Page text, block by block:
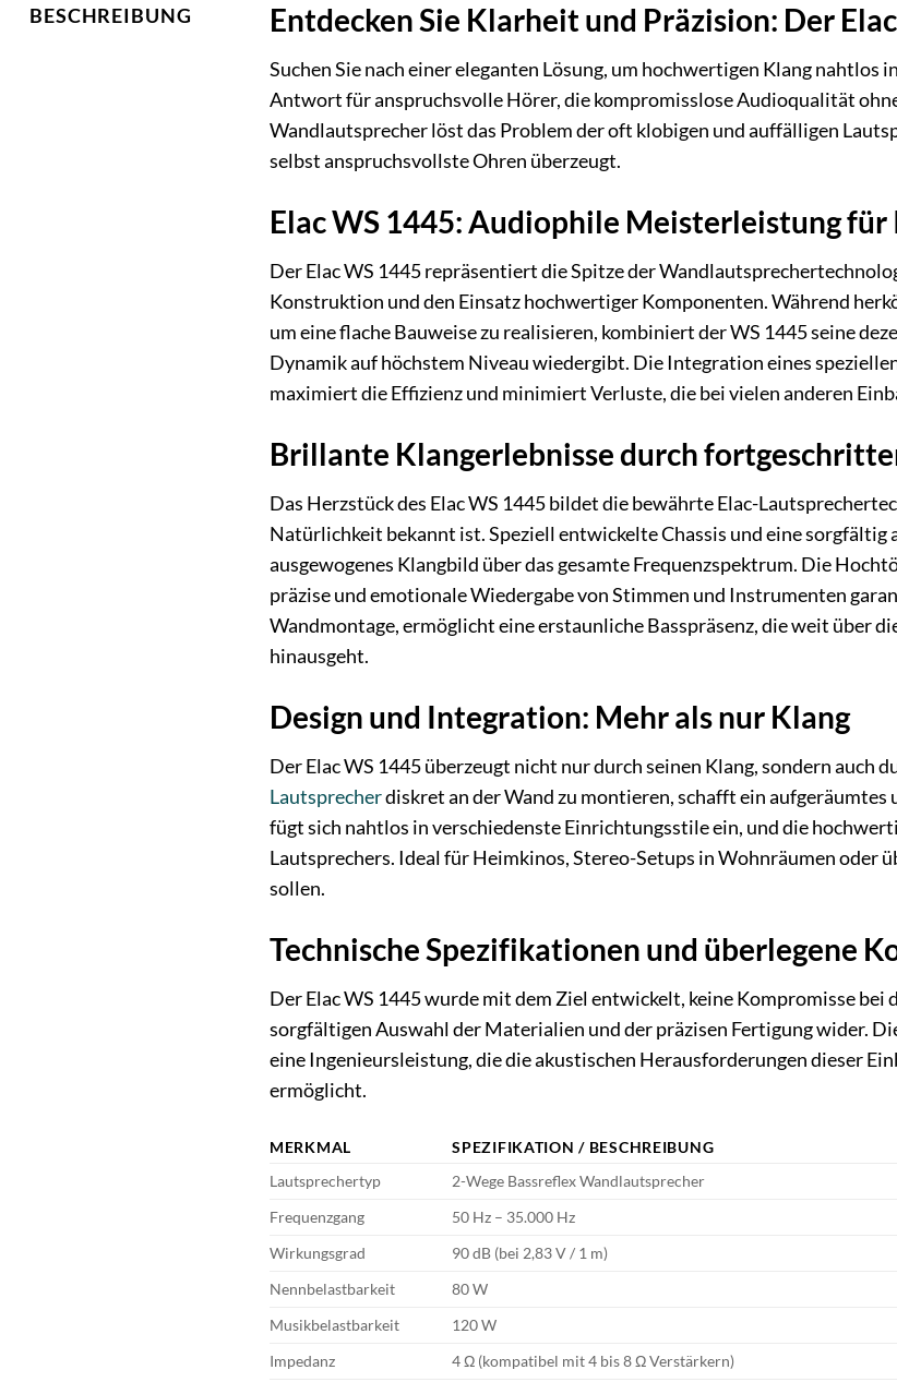
BESCHREIBUNG Entdecken Sie Klarheit und Präzision: Der
Suchen Sie nach einer eleganten Lösung, um hochwertigen Klang
Antwort für anspruchsvolle Hörer, die kompromisslose Audioqualität
Wandlautsprecher löst das Problem der oft klobigen und auffälligen
selbst anspruchsvollste Ohren überzeugt.
Elac WS 1445: Audiophile Meisterleistung für
Der Elac WS 1445 repräsentiert die Spitze der
Konstruktion und den Einsatz hochwertiger Komponenten. Während
um eine flache Bauweise zu realisieren, kombiniert der WS 1445 seine
Dynamik auf höchstem Niveau wiedergibt. Die Integration eines
maximiert die Effizienz und minimiert Verluste, die bei vielen anderen
Brillante Klangerlebnisse durch
Das Herzstück des Elac WS 1445 bildet die bewährte Elac-
Natürlichkeit bekannt ist. Speziell entwickelte Chassis und eine
ausgewogenes Klangbild über das gesamte Frequenzspektrum. Die
präzise und emotionale Wiedergabe von Stimmen und Instrumenten
Wandmontage, ermöglicht eine erstaunliche Basspräsenz, die weit über
hinausgeht.
Design und Integration: Mehr als nur Klang
Der Elac WS 1445 überzeugt nicht nur durch seinen Klang, sondern auch
Lautsprecherdiskret an der Wand zu montieren, schafft ein
fügt sich nahtlos in verschiedenste Einrichtungsstile ein, und die
Lautsprechers. Ideal für Heimkinos, Stereo-Setups in Wohnräumen
sollen.
Technische Spezifikationen und überlegene
Der Elac WS 1445 wurde mit dem Ziel entwickelt, keine Kompromisse
sorgfältigen Auswahl der Materialien und der präzisen Fertigung wider.
eine Ingenieursleistung, die die akustischen Herausforderungen dieser
ermöglicht.
MERKMAL
SPEZIFIKATION / BESCHREIBUNG
Lautsprechertyp
2-Wege Bassreflex Wandlautsprecher
Frequenzgang
50 Hz – 35.000 Hz
Wirkungsgrad
90 dB (bei 2,83 V / 1 m)
Nennbelastbarkeit
80 W
Musikbelastbarkeit
120 W
Impedanz
4 Ω (kompatibel mit 4 bis 8 Ω Verstärkern)